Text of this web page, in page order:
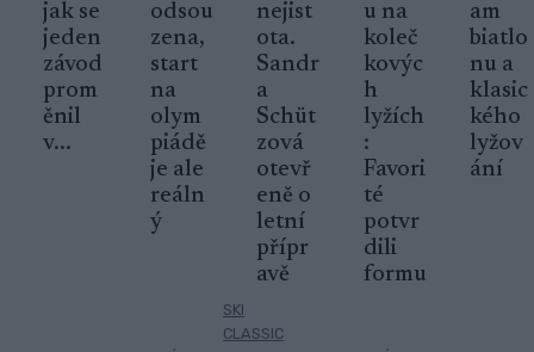
jak se
jeden
závod
prom
ěnil
v...
odsou
zena,
start
na
olym
piádě
je ale
reáln
ý
nejist
ota.
Sandr
a
Schüt
zová
otevř
eně o
letní
přípr
avě
SKI
CLASSIC
u na
koleč
kovýc
h
lyžích
:
Favori
té
potvr
dili
formu
am
biatlo
nu a
klasic
kého
lyžov
ání